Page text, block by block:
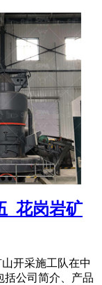
_花岗岩矿
开采施工队在中
括公司简介、产品